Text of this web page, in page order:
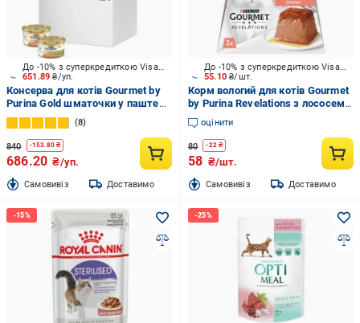
651.89₴/уп.
До -10% з суперкредиткою Visa Вигода
Консерва для котів Gourmet by
Purina Gold шматочки у паштеті
з качкою, морквою та
шпинатом 24 шт. 85 г
8
840 -153.80 ₴
686.20 ₴/уп.
Cамовивіз Доставимо
55.10₴/шт.
До -10% з суперкредиткою Visa Вигода
Корм вологий для котів Gourmet
by Purina Revelations з лососем 2
x 57 г
оцінити
80 -22₴
58 ₴/шт.
Cамовивіз Доставимо